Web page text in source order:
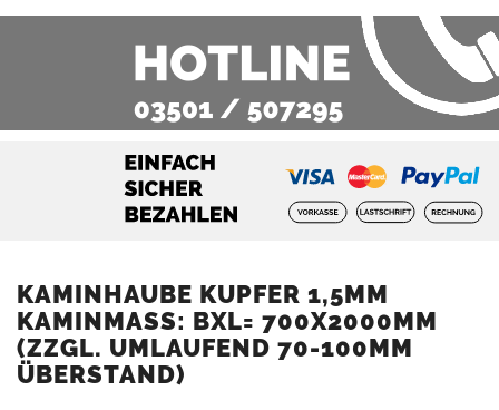
KAMINHAUBE KUPFER 1,5MM
KAMINMASS: BXL= 700X2000MM (
ZZGL. UMLAUFEND 70-100MM Ü
BERSTAND)